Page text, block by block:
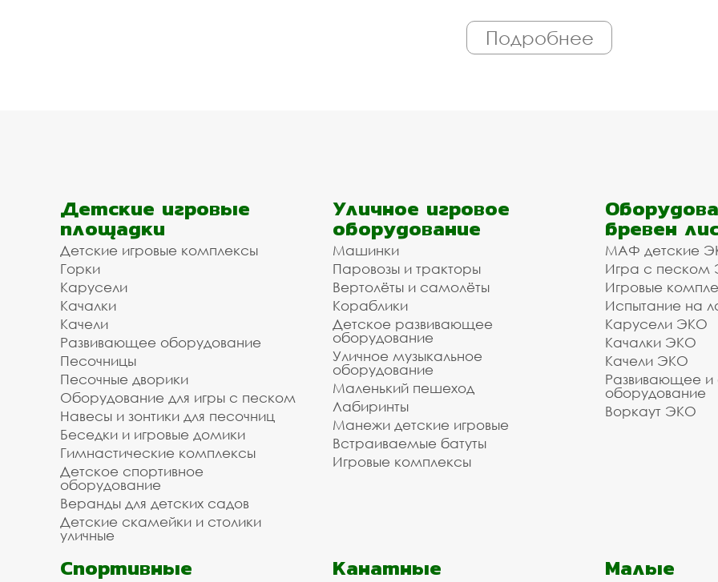
городские остановочные павильоны под заказ, по Вашему проекту.
Спецпредложение от производителя на
Апрелевке. Мы рассчитаем Ваш проект, поможем подобрать материалы и оборудование - Вам
заявку на сайте.
Доступная цена на остановочные павильоны,
павильоны в Апрелевке с доставкой и монтажом
Мы организуем для вас доставку и установку оборудования. Наши монтажники имеют весь
/ укладки. Зделайте заказ на остановочные павильоны, городские остановочные павильоны в
организацию перевозки и монтажа в Апрелевке и Наро-Фоминском городском округе под ключ.
расстояния до объекта. Позвоните и уточните информацию у наших менеджеров по телефону: ,
сделайте заказ с списком необходимого вам оборудования.
Инвестпроект благодарит вас за то, что пользуетесь услугами нашей компании!
Звоните, мы всегда готовы помочь и оперативно выполнить даже очень сложный заказ.
Подробнее
Детские игровые
площадки
Детские игровые комплексы
Горки
Карусели
Качалки
Качели
Развивающее оборудование
Песочницы
Песочные дворики
Оборудование для игры с песком
Навесы и зонтики для песочниц
Беседки и игровые домики
Гимнастические комплексы
Детское спортивное
оборудование
Веранды для детских садов
Детские скамейки и столики
уличные
Уличное игровое
оборудование
Машинки
Паровозы и тракторы
Вертолёты и самолёты
Кораблики
Детское развивающее
оборудование
Уличное музыкальное
оборудование
Маленький пешеход
Лабиринты
Манежи детские игровые
Встраиваемые батуты
Игровые комплексы
бревен
МАФ детские
Игра с песком
Игровые
Испытание на
Карусели ЭКО
Качалки ЭКО
Качели ЭКО
Развивающее
оборудование
Воркаут ЭКО
Спортивные Канатные Малые